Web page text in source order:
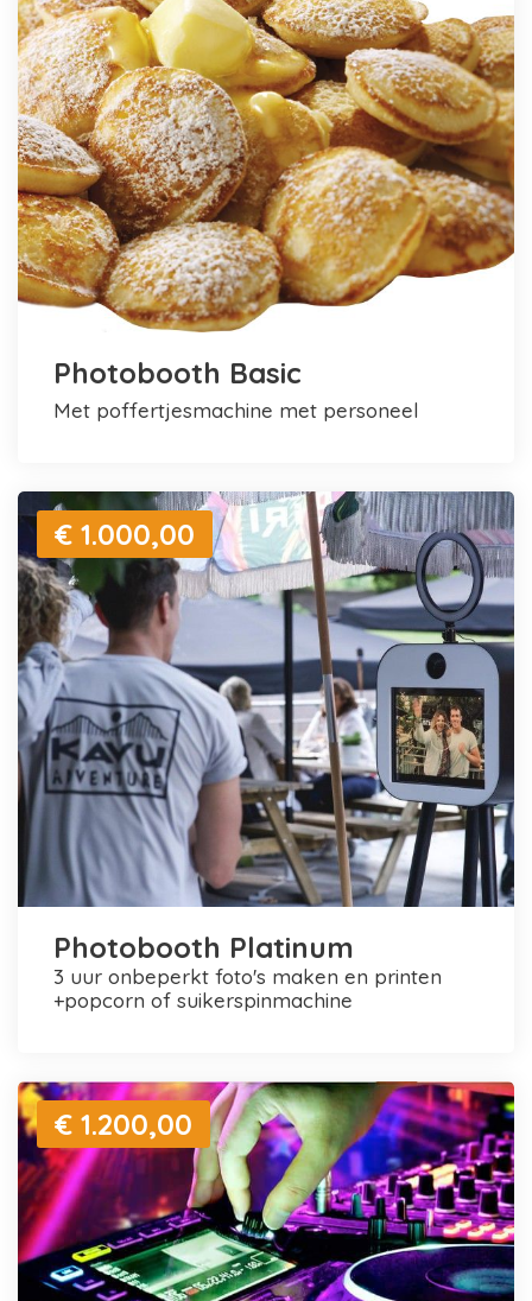
Photobooth Basic
met poffertjesmachine met personeel
€ 1.000,00
Photobooth Platinum
3 uur onbeperkt foto's maken en printen
+popcorn of suikerspinmachine
€ 1.200,00